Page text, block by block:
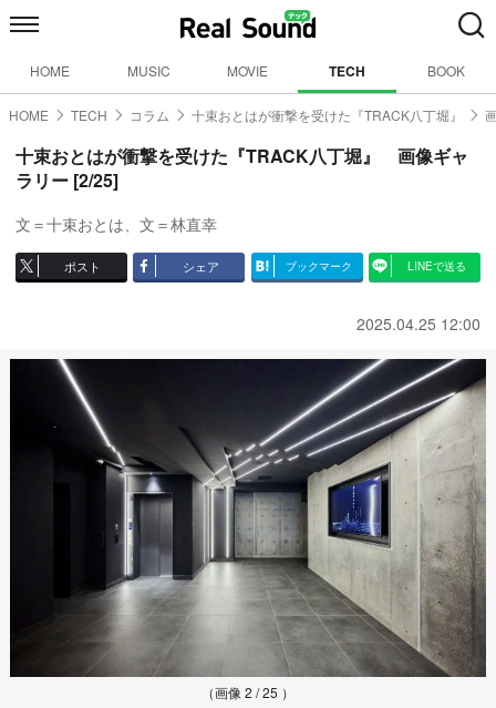
HOME MUSIC MOVIE TECH BOOK
HOME TECH コラム 十束おとはが衝撃を受けた『TRACK八丁堀』
十束おとはが衝撃を受けた『TRACK八丁堀』 画像ギャ
ラリー [2/25]
文＝十束おとは、文＝林直幸
ポスト シェア ブックマーク LINEで送る
2025.04.25 12:00
（画像 2 / 25 ）